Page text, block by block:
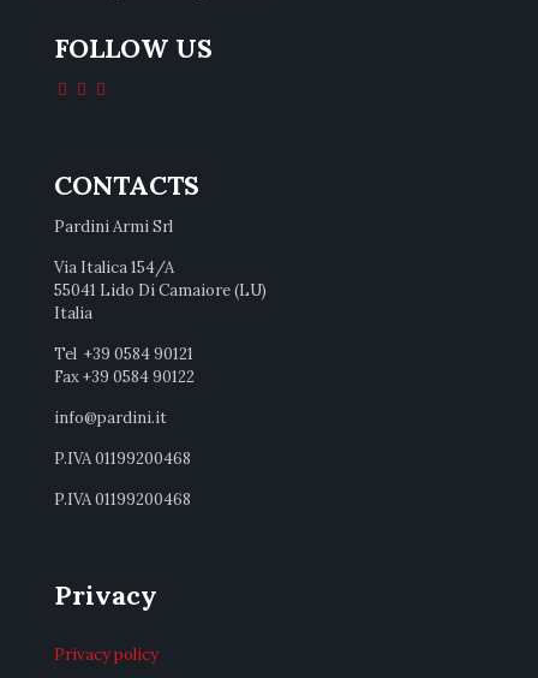
FOLLOW US
CONTACTS
Pardini Armi Srl
Via Italica 154/A
55041 Lido Di Camaiore (LU)
Italia
Tel +39 0584 90121
Fax +39 0584 90122
info@pardini.it
P.IVA 01199200468
P.IVA 01199200468
Privacy
Privacy policy